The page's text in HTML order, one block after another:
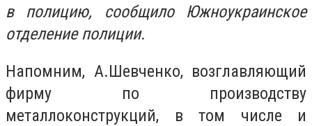
в полицию, сообщило Южноукраинское
отделение полиции.
Напомним, А.Шевченко, возглавляющий
фирму по производству
металлоконструкций, в том числе и